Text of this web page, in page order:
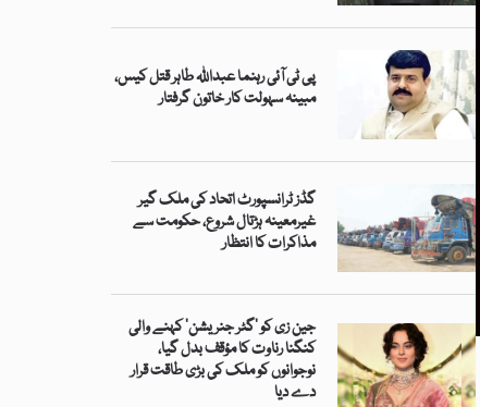
پی ٹی آئی رہنما عبداللہ طاہر قتل کیس،
مبینہ سہولت کار خاتون گرفتار
گڈز ٹرانسپورٹ اتحاد کی ملک گیر
غیرمعینہ ہڑتال شروع، حکومت سے
مذاکرات کا انتظار
جین زی کو ’گٹر جنریشن‘ کہنے والی
کنگنا رناوت کا مؤقف بدل گیا،
نوجوانوں کو ملک کی بڑی طاقت قرار
دے دیا